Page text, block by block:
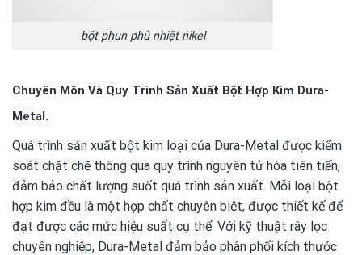
bột phun phủ nhiệt nikel
Chuyên Môn Và Quy Trình Sản Xuất Bột Hợp Kim Dura-
Metal.
Quá trình sản xuất bột kim loại của Dura-Metal được kiểm
soát chặt chẽ thông qua quy trình nguyên tử hóa tiên tiến,
đảm bảo chất lượng suốt quá trình sản xuất. Mỗi loại bột
hợp kim đều là một hợp chất chuyên biệt, được thiết kế để
đạt được các mức hiệu suất cụ thể. Với kỹ thuật rây lọc
chuyên nghiệp, Dura-Metal đảm bảo phân phối kích thước